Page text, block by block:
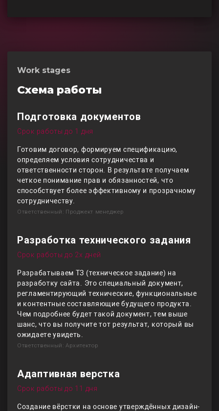
Work stages
Схема работы
Подготовка документов
Срок работы до 1 дня
Готовим договор, формируем спецификацию,
определяем условия сотрудничества и
ответственности сторон. В результате получаем
четкое понимание прав и обязанностей, что
способствует более эффективному и прозрачному
сотрудничеству.
Ответственный: Проджект менеджер
Разработка технического задания
Срок работы до 2х дней
Разрабатываем ТЗ (техническое задание) на
разработку сайта. Это специальный документ,
регламентирующий технические, функциональные
и контентные составляющие будущего продукта.
Чем подробнее будет такой документ, тем выше
шанс, что вы получите тот результат, который вы
ожидаете увидеть.
Ответственный: Архитектор
Адаптивная верстка
Срок работы до 11 дня
Создание вёрстки на основе утверждённых дизайн-